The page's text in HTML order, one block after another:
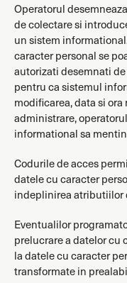
Operatorul
de colectare si
un sistem
caracter personal se
autorizati desemnati
pentru ca sistemul
modificarea, data si
administrare,
informational sa
Codurile de acces
datele cu caracter
indeplinirea atributiilor
Eventualilor
prelucrare a datelor cu
la datele cu caracter
transformate in